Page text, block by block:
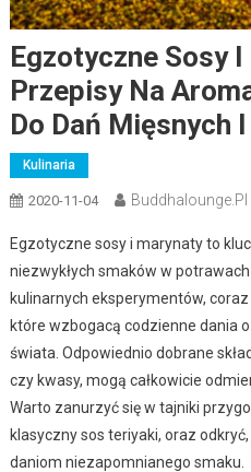
Egzotyczne Sosy
Przepisy Na
Do Dań Mięsnych
Kulinaria
2020-11-04 Buddhalounge.pl
Egzotyczne sosy i marynaty to
niezwykłych smaków w
kulinarnych eksperymentów,
które wzbogacą codzienne dania
świata. Odpowiednio dobrane
czy kwasy, mogą całkowicie
Warto zanurzyć się w tajniki
klasyczny sos teriyaki, oraz
daniom niezapomnianego smaku.